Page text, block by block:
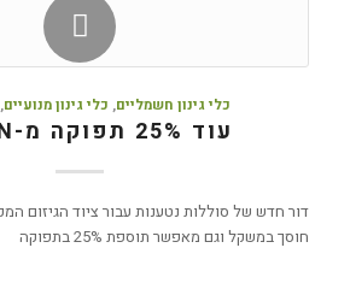
כלי גינון חשמליים, כלי גינון מנועיים,
עוד 25% תפוקה מ-ZANON
חוסך במשקל וגם מאפשר תוספת 25% בתפוקה